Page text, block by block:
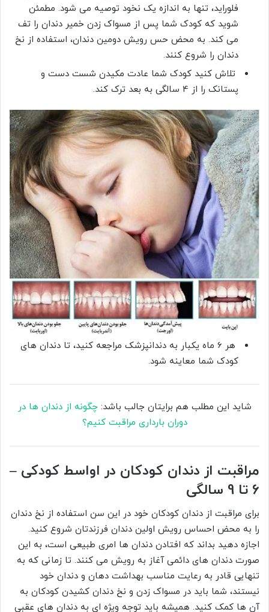
فلوراید، تنها به اندازه یک نخود توصیه می شود. مطمئن
شوید که کودک شما پس از مسواک زدن خمیر دندان را تف
می کند. به محض حس رویش دومین دندان، استفاده از نخ
دندان را شروع کنند.
تلاش کنید کودک شما عادت مکیدن شست دست و
پستانک را از 4 سالگی به بعد ترک کند.
هر 6 ماه یکبار به دندانپزشک مراجعه کنید، تا دندان های
کودک شما معاینه شود.
شاید این مطلب هم برایتان جالب باشد:چگونه از دندان ها در
دوران بارداری مراقبت کنیم؟
مراقبت از دندان کودکان در اواسط کودکی –
6 تا 9 سالگی
برای مراقبت از دندان کودکان خود در این سن استفاده از نخ دندان
را به محض احساس رویش اولین دندان فرزندتان شروع کنید.
اجازه دهید بداند که افتادن دندان ها امری طبیعی است، به این
صورت دندان های دائمی آغاز به رویش می کنند. تا زمانی که به
تنهایی قادر به رعایت مناسب بهداشت دهان و دندان خود
نیستند، شما باید در مسواک زدن و نخ دندان کشیدن کودکان به
آن ها کمک کنید. همیشه باید توجه ویژه ای به دندان های عقبی